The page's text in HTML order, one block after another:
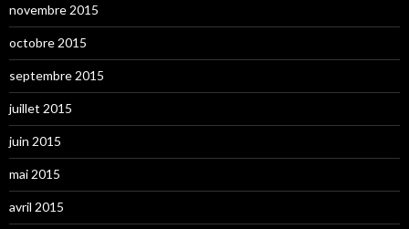
novembre 2015
octobre 2015
septembre 2015
juillet 2015
juin 2015
mai 2015
avril 2015